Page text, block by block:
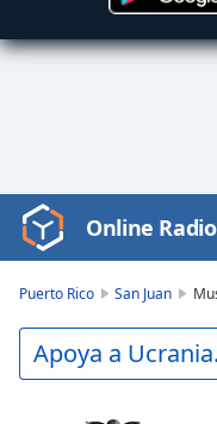
Video
Player
Play
Video
Online
Puerto Rico San Juan
Apoya a